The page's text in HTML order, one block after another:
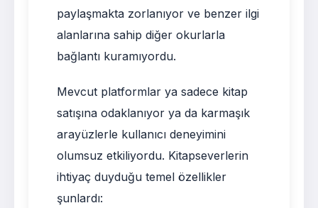
paylaşmakta zorlanıyor ve benzer ilgi
alanlarına sahip diğer okurlarla
bağlantı kuramıyordu.
Mevcut platformlar ya sadece kitap
satışına odaklanıyor ya da karmaşık
arayüzlerle kullanıcı deneyimini
olumsuz etkiliyordu. Kitapseverlerin
ihtiyaç duyduğu temel özellikler
şunlardı: